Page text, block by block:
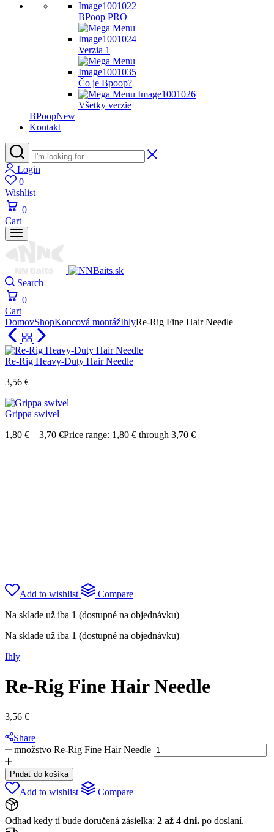
BPoop PRO
Verzia 1
Čo je Bpoop?
Všetky verzie
BPoopNew
Kontakt
Login
0
Wishlist
0
Cart
Search
0
Cart
DomovShopKoncová montážIhlyRe-Rig Fine Hair Needle
Re-Rig Heavy-Duty Hair Needle
3,56 €
Grippa swivel
1,80 € – 3,70 €Price range: 1,80 € through 3,70 €
Add to wishlist
Compare
Na sklade už iba 1 (dostupné na objednávku)
Na sklade už iba 1 (dostupné na objednávku)
Ihly
Re-Rig Fine Hair Needle
3,56 €
Share
množstvo Re-Rig Fine Hair Needle
Pridať do košíka
Add to wishlist Compare
Odhad kedy ti bude doručená zásielka: 2 až 4 dni. po doslaní.